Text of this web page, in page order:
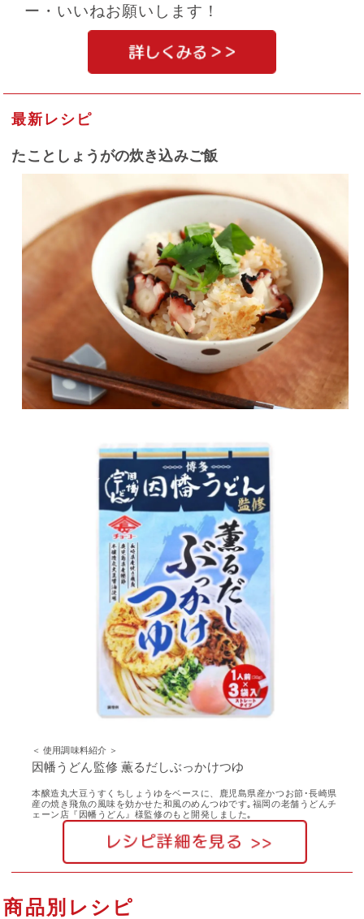
ー・いいねお願いします！
最新レシピ
たことしょうがの炊き込みご飯
＜ 使用調味料紹介 ＞
因幡うどん監修 薫るだしぶっかけつゆ
本醸造丸大豆うすくちしょうゆをベースに、鹿児島県産かつお節･長崎県
産の焼き飛魚の風味を効かせた和風のめんつゆです｡福岡の老舗うどんチ
ェーン店『因幡うどん』様監修のもと開発しました｡
商品別レシピ